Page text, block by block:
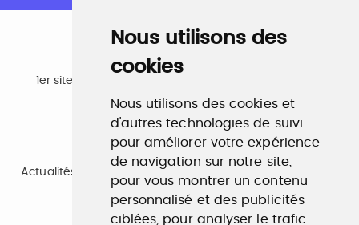
Nous utilisons des
cookies
Nous utilisons des cookies et
d'autres technologies de suivi
pour améliorer votre expérience
de navigation sur notre site,
pour vous montrer un contenu
personnalisé et des publicités
ciblées, pour analyser le trafic
Emploi
1er site emploi du secteur culturel 784.000 visites et
www.profilculture.com
Formation
Actualités, guide et annuaire des formations aux métiers
de la culture.
www.profilculture-formation.com